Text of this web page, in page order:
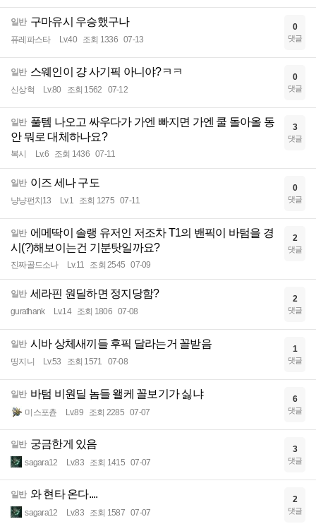
일반 구마유시 우승했구나
퓨레파스타 Lv.40 조회 1336 07-13
0
댓글
일반 스웨인이 걍 사기픽 아니야?ㅋㅋ
신상혁 Lv.80 조회 1562 07-12
0
댓글
일반 풀템 나오고 싸우다가 가엔 빠지면 가엔 쿨 돌아올 동
안 뭐로 대체하나요?
복시 Lv.6 조회 1436 07-11
3
댓글
일반 이즈 세나 구도
냥냥펀치13 Lv.1 조회 1275 07-11
0
댓글
일반 에메딱이 솔랭 유저인 저조차 T1의 밴픽이 바텀을 경
시(?)해보이는건 기분탓일까요?
진짜골드소나 Lv.11 조회 2545 07-09
2
댓글
일반 세라핀 원딜하면 정지당함?
gurathank Lv.14 조회 1806 07-08
2
댓글
일반 시바 상체새끼들 후픽 달라는거 꼴받음
띵지니 Lv.53 조회 1571 07-08
1
댓글
일반 바텀 비원딜 놈들 왤케 꼴보기가 싫냐
미스포츈 Lv.89 조회 2285 07-07
6
댓글
일반 궁금한게 있음
sagara12 Lv.83 조회 1415 07-07
3
댓글
일반 와 현타 온다....
sagara12 Lv.83 조회 1587 07-07
2
댓글